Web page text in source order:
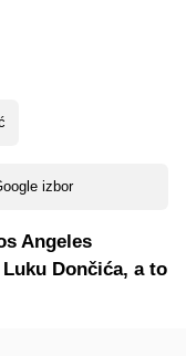
izbor
Angeles
Dončića, a to